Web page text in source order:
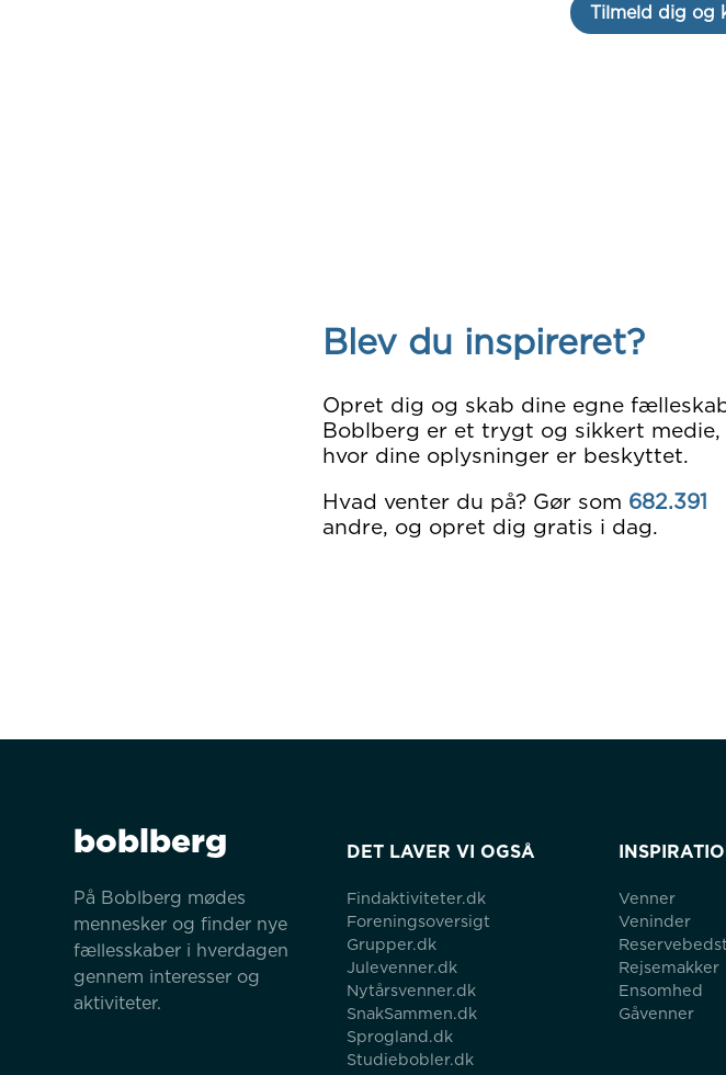
Tilmeld dig og
Blev du inspireret?
Opret dig og skab dine egne
Boblberg er et trygt og sikkert medie,
hvor dine oplysninger er beskyttet.
Hvad venter du på? Gør som 682.391
andre, og opret dig gratis i dag.
boblberg
På Boblberg mødes
mennesker og finder nye
fællesskaber i hverdagen
gennem interesser og
aktiviteter.
DET LAVER VI OGSÅ
Findaktiviteter.dk
Foreningsoversigt
Grupper.dk
Julevenner.dk
Nytårsvenner.dk
SnakSammen.dk
Sprogland.dk
Studiebobler.dk
Venner
Veninder
Rejsemakker
Ensomhed
Gåvenner